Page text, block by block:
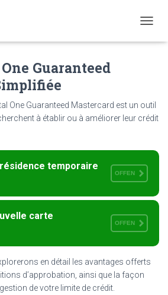
O
A
V
T
N
Guaranteed
One Guaranteed Mastercard est un outil
à établir ou à améliorer leur crédit
temporaire
OFFEN
carte
OFFEN
en détail les avantages offerts
d’approbation, ainsi que la façon
de votre limite de crédit.